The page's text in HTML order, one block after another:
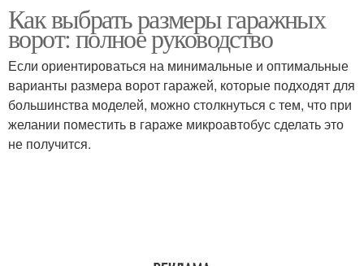
Автоматика для ворот Ворот на выбор
Как выбрать размеры гаражных
ворот: полное руководство
Если ориентироваться на минимальные и оптимальные
варианты размера ворот гаражей, которые подходят для
большинства моделей, можно столкнуться с тем, что при
желании поместить в гараже микроавтобус сделать это
не получится.